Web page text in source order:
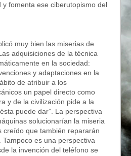
fomenta ese ciberutopismo del
muy bien las miserias de
adquisiciones de la técnica
en la sociedad:
y adaptaciones en la
de atribuir a los
un papel directo como
y de la civilización pide a la
puede dar”. La perspectiva
solucionarían la miseria
creído que también repararán
es una perspectiva
la invención del teléfono se